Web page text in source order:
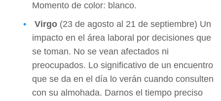
Momento de color: blanco.
Virgo (23 de agosto al 21 de septiembre) Un
impacto en el área laboral por decisiones que
se toman. No se vean afectados ni
preocupados. Lo significativo de un encuentro
que se da en el día lo verán cuando consulten
con su almohada. Darnos el tiempo preciso